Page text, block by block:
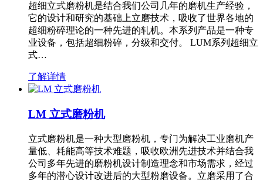
超细立式磨粉机是结合我们公司几年的磨机生产经验，
它的设计和研究的基础上立磨技术，吸收了世界各地的
超细粉碎理论的一种先进的轧机。本系列产品是一种专
业设备，包括超细粉碎，分级和交付。 LUM系列超细立
式…
了解详情
LM 立式磨粉机
立式磨粉机是一种大型磨粉机，专门为解决工业磨机产
量低、耗能高等技术难题，吸收欧洲先进技术并结合我
公司多年先进的磨粉机设计制造理念和市场需求，经过
多年的潜心设计改进后的大型粉磨设备。立磨采用了合